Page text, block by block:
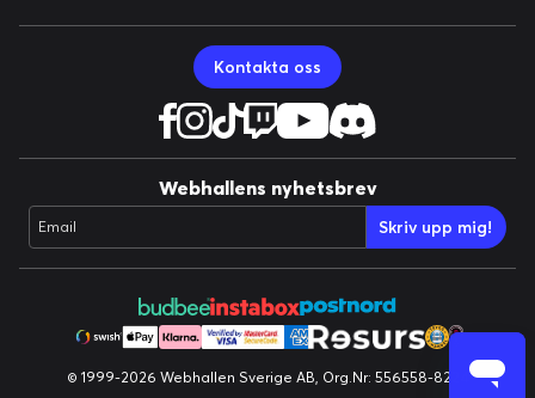
Kontakta oss
Webhallens nyhetsbrev
Email Skriv upp mig!
© 1999-2026 Webhallen Sverige AB, Org.Nr: 556558-8224